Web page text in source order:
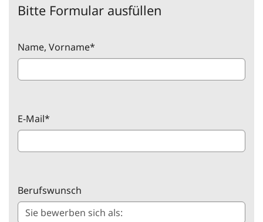
Bitte Formular ausfüllen
Name, Vorname*
E-Mail*
Berufswunsch